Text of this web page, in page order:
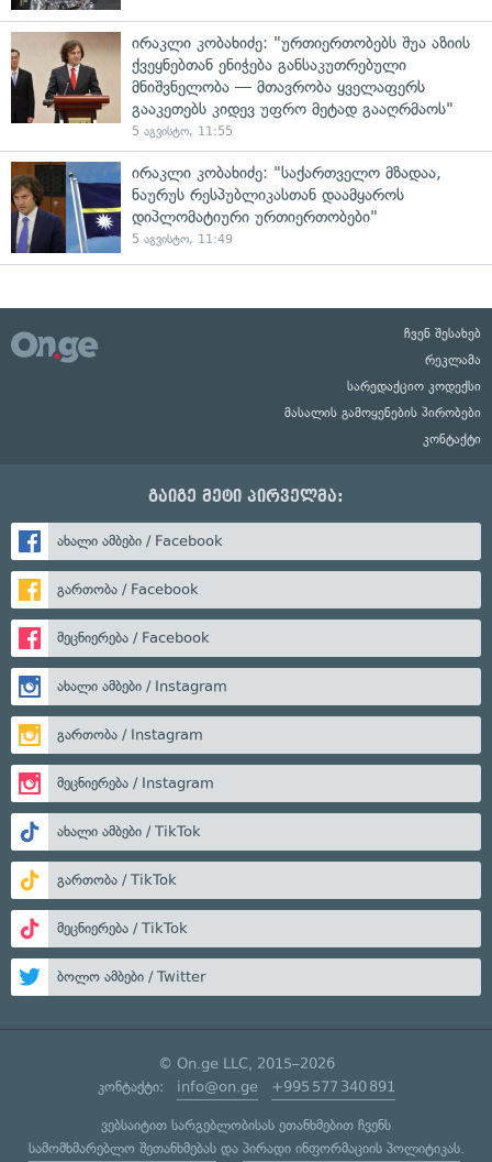
ირაკლი კობახიძე: "ურთიერთობებს შუა აზიის
ქვეყნებთან ენიჭება განსაკუთრებული
მნიშვნელობა — მთავრობა ყველაფერს
გააკეთებს კიდევ უფრო მეტად გააღრმაოს"
5 აგვისტო, 11:55
ირაკლი კობახიძე: "საქართველო მზადაა,
ნაურუს რესპუბლიკასთან დაამყაროს
დიპლომატიური ურთიერთობები"
5 აგვისტო, 11:49
ჩვენ შესახებ
რეკლამა
სარედაქციო კოდექსი
მასალის გამოყენების პირობები
კონტაქტი
გაიგე მეტი პირველმა:
ახალი ამბები / Facebook
გართობა / Facebook
მეცნიერება / Facebook
ახალი ამბები / Instagram
გართობა / Instagram
მეცნიერება / Instagram
ახალი ამბები / TikTok
გართობა / TikTok
მეცნიერება / TikTok
ბოლო ამბები / Twitter
© On.ge LLC, 2015–2026
კონტაქტი: info@on.ge +995 577 340 891
ვებსაიტით სარგებლობისას ეთანხმებით ჩვენს
სამომხმარებლო შეთანხმებასდა პირადი ინფორმაციის პოლიტიკას.